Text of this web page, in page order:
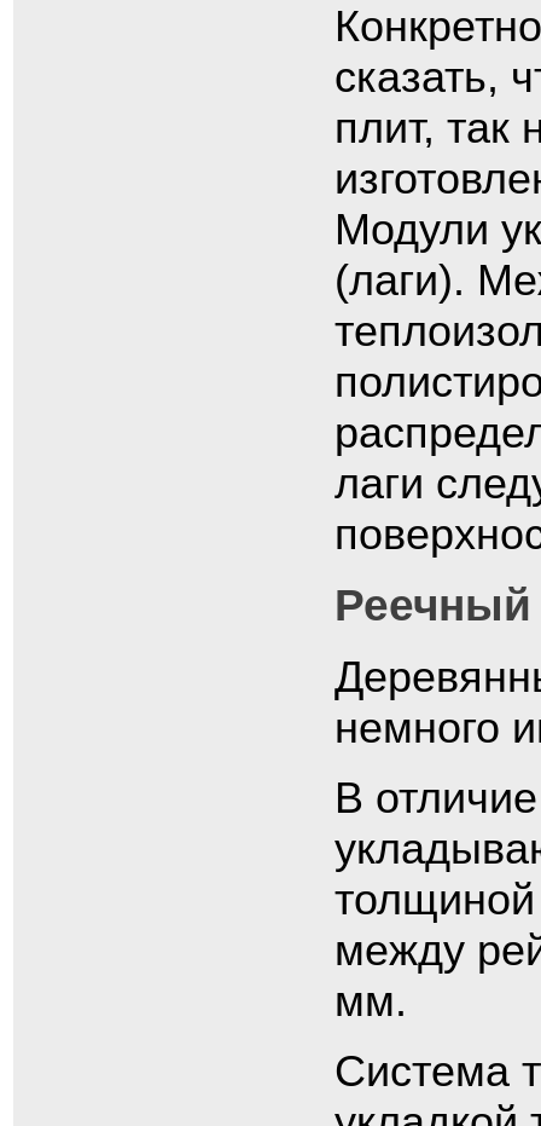
сказать,
плит,
Модули
(лаги).
лаги
Реечный
немного
В
между
мм.
Система